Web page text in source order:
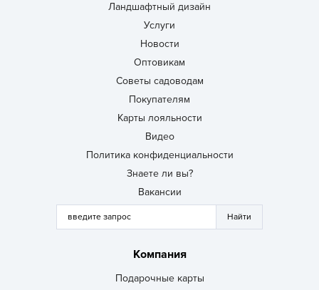
Ландшафтный дизайн
Услуги
Новости
Оптовикам
Советы садоводам
Покупателям
Карты лояльности
Видео
Политика конфиденциальности
Знаете ли вы?
Вакансии
Компания
Подарочные карты